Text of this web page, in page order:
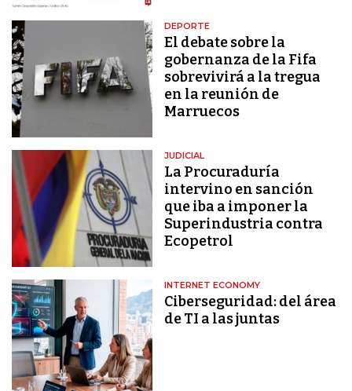
DEPORTE
El debate sobre la
gobernanza de la Fifa
sobrevivirá a la tregua
en la reunión de
Marruecos
JUDICIAL
La Procuraduría
intervino en sanción
que iba a imponer la
Superindustria contra
Ecopetrol
INTERNET ECONOMY
Ciberseguridad: del área
de TI a las juntas